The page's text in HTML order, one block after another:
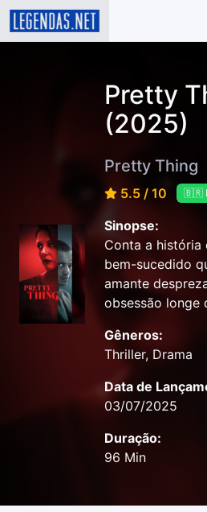
Pretty
(2025)
Pretty Thing
5.5 / 10 🇧🇷
Sinopse:
Conta a história
bem-sucedido
amante
obsessão longe
Gêneros:
Thriller, Drama
Data de
03/07/2025
Duração:
96 Min